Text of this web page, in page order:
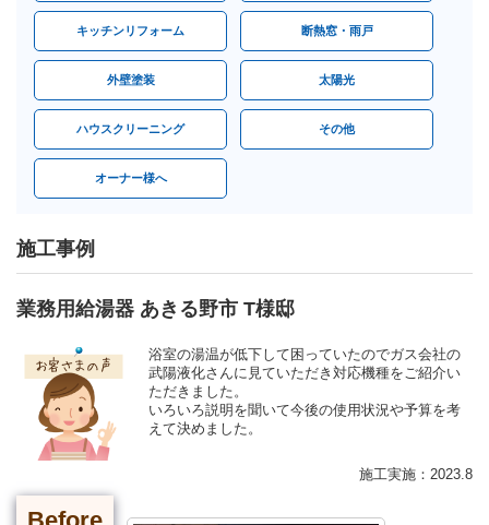
キッチンリフォーム 断熱窓・雨戸
外壁塗装 太陽光
ハウスクリーニング その他
オーナー様へ
施工事例
業務用給湯器 あきる野市 T様邸
浴室の湯温が低下して困っていたのでガス会社の
武陽液化さんに見ていただき対応機種をご紹介い
ただきました。
いろいろ説明を聞いて今後の使用状況や予算を考
えて決めました。
施工実施：2023.8